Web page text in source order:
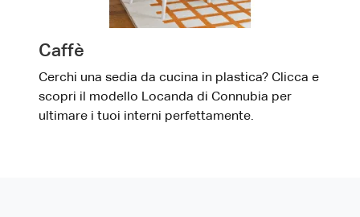
Caffè
Cerchi una sedia da cucina in plastica? Clicca e
scopri il modello Locanda di Connubia per
ultimare i tuoi interni perfettamente.